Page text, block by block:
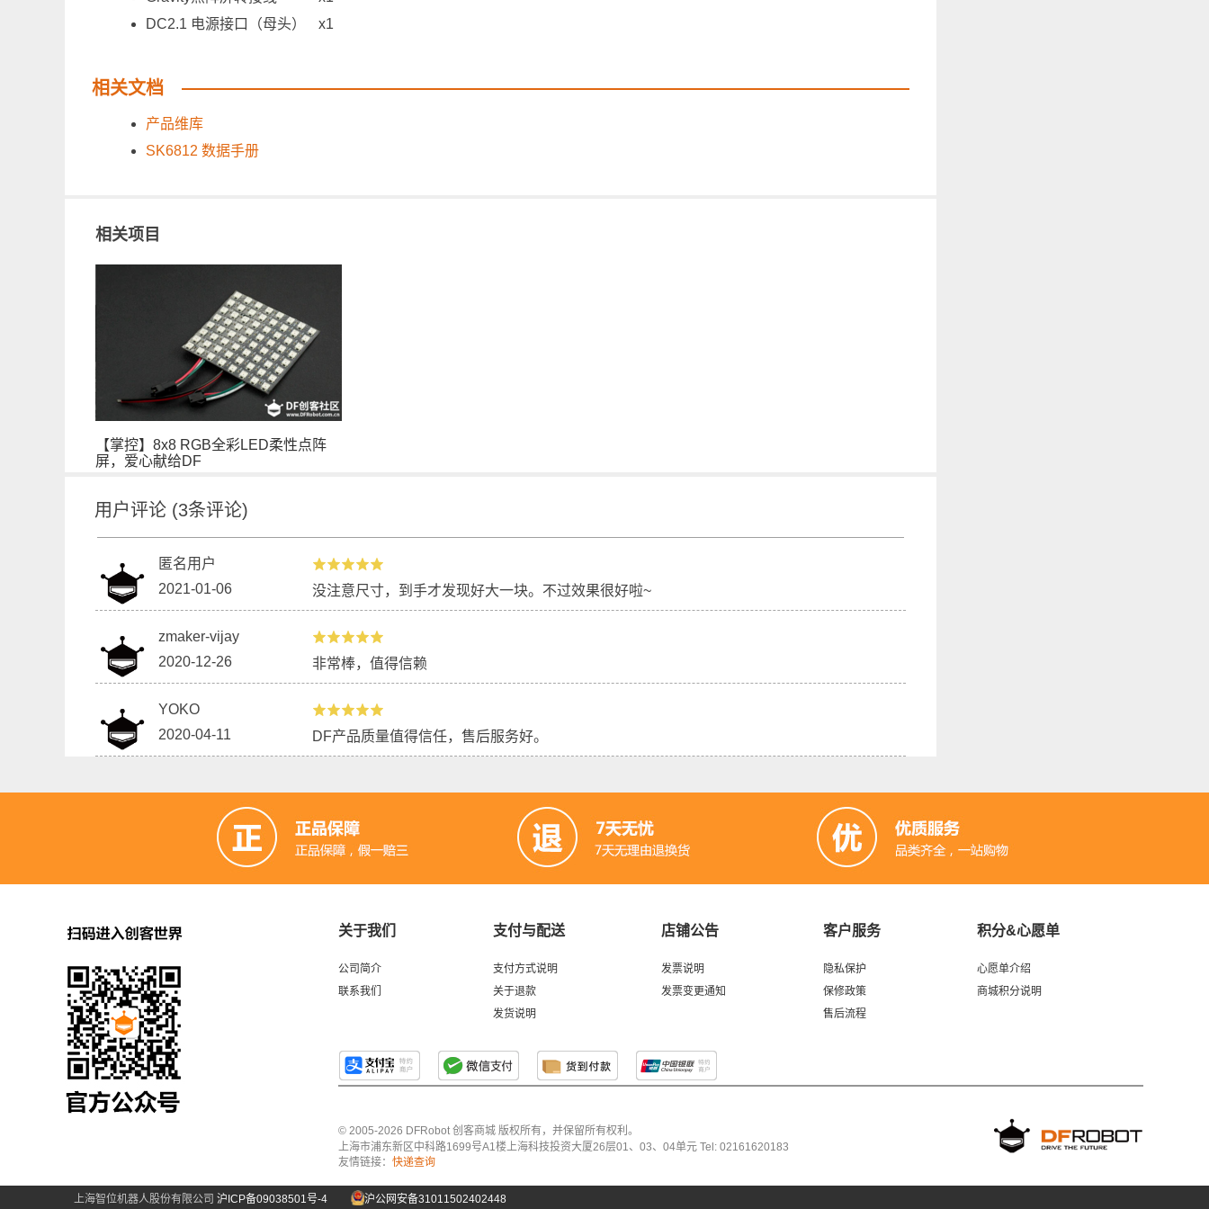
DC2.1 电源接口（母头）
x1
相关文档
产品维库
SK6812 数据手册
相关项目
【掌控】8x8 RGB全彩LED柔性点阵
屏，爱心献给DF
用户评论 (3条评论)
匿名用户
2021-01-06
没注意尺寸，到手才发现好大一块。不过效果很好啦~
zmaker-vijay
2020-12-26
非常棒，值得信赖
YOKO
2020-04-11
DF产品质量值得信任，售后服务好。
关于我们
公司简介
联系我们
支付与配送
支付方式说明
关于退款
发货说明
店铺公告
发票说明
发票变更通知
客户服务
隐私保护
保修政策
售后流程
积分&心愿单
心愿单介绍
商城积分说明
© 2005-2026 DFRobot 创客商城 版权所有，并保留所有权利。
上海市浦东新区中科路1699号A1楼上海科技投资大厦26层01、03、04单元 Tel: 02161620183
友情链接： 快递查询
上海智位机器人股份有限公司 沪ICP备09038501号-4 沪公网安备31011502402448